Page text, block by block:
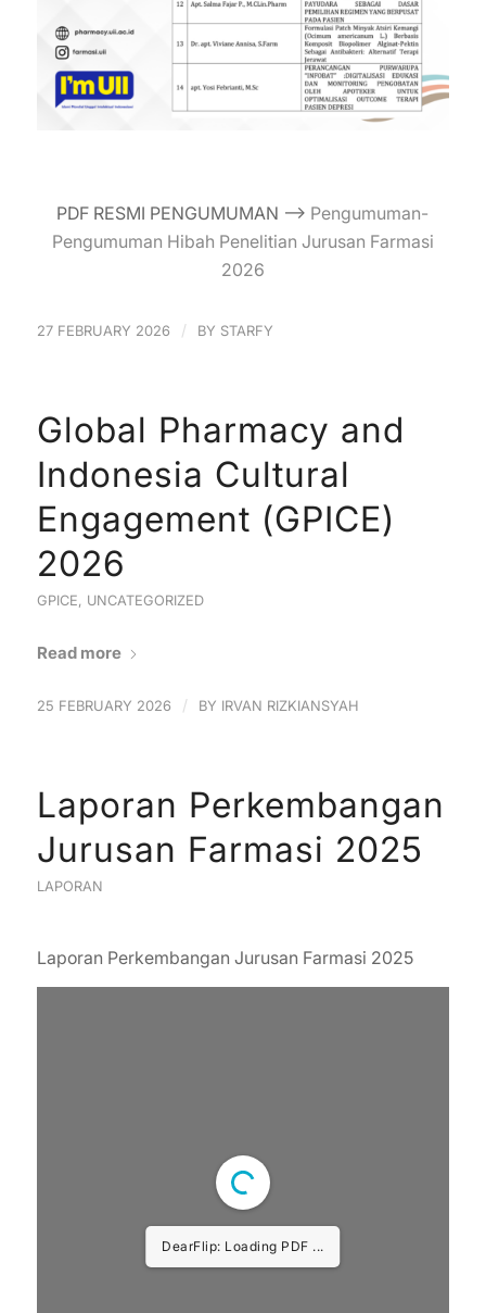
PDF RESMI PENGUMUMAN —–> Pengumuman-
Pengumuman Hibah Penelitian Jurusan Farmasi
2026
27 FEBRUARY 2026 / BY STARFY
Global Pharmacy and
Indonesia Cultural
Engagement (GPICE)
2026
GPICE, UNCATEGORIZED
Read more
25 FEBRUARY 2026 / BY IRVAN RIZKIANSYAH
Laporan Perkembangan
Jurusan Farmasi 2025
LAPORAN
Laporan Perkembangan Jurusan Farmasi 2025
DearFlip: Loading PDF ...